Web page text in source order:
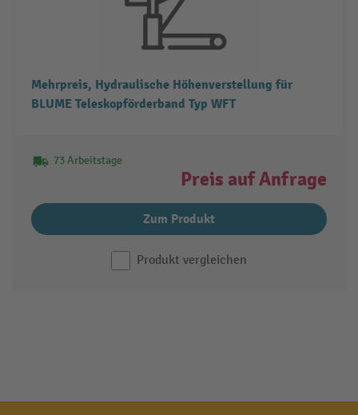
Mehrpreis, Hydraulische Höhenverstellung für
BLUME Teleskopförderband Typ WFT
73 Arbeitstage
Preis auf Anfrage
Zum Produkt
Produkt vergleichen